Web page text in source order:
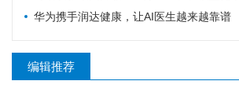
华为携手润达健康，让AI医生越来越靠谱
编辑推荐